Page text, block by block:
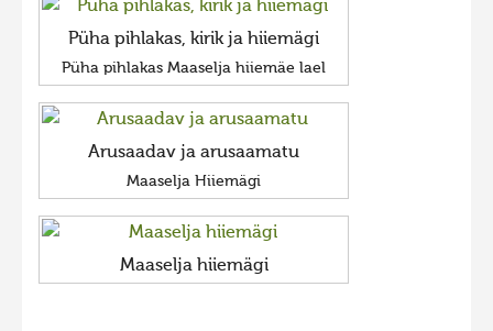
Püha pihlakas, kirik ja hiiemägi
Püha pihlakas Maaselja hiiemäe lael
Arusaadav ja arusaamatu
Maaselja Hiiemägi
Maaselja hiiemägi